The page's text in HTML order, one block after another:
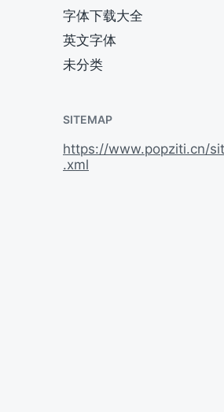
字体下载大全
英文字体
未分类
SITEMAP
https://www.popziti.cn/
.xml